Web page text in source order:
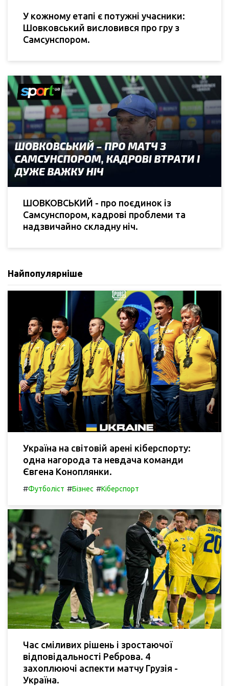
У кожному етапі є потужні учасники:
Шовковський висловився про гру з
Самсунспором.
ШОВКОВСЬКИЙ - про поєдинок із
Самсунспором, кадрові проблеми та
надзвичайно складну ніч.
Найпопулярніше
Україна на світовій арені кіберспорту:
одна нагорода та невдача команди
Євгена Коноплянки.
#Футболіст #Бізнес #Кіберспорт
Час сміливих рішень і зростаючої
відповідальності Реброва. 4
захоплюючі аспекти матчу Грузія -
Україна.